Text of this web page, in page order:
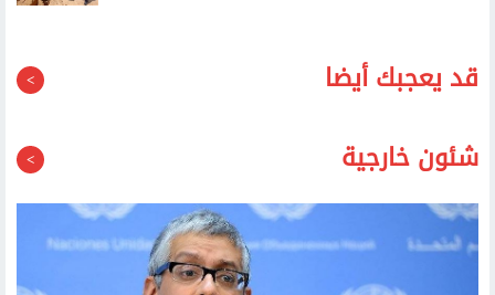
قد يعجبك أيضا
شئون خارجية